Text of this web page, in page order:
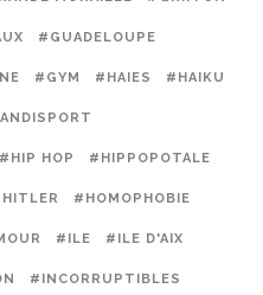
#GUADELOUPE
#GYM #HAIES #HAIKU
#HIP HOP #HIPPOPOTALE
#HOMOPHOBIE
#ILE #ILE D'AIX
#INCORRUPTIBLES